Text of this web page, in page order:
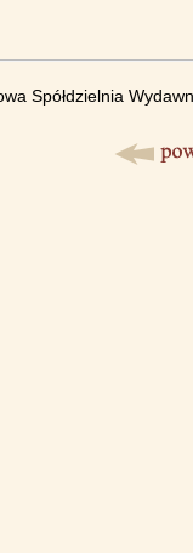
Spółdzielnia